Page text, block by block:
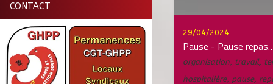
CONTACT
29/04/2024
Pause - Pause
organisation, travail,
hospitalière, pause,